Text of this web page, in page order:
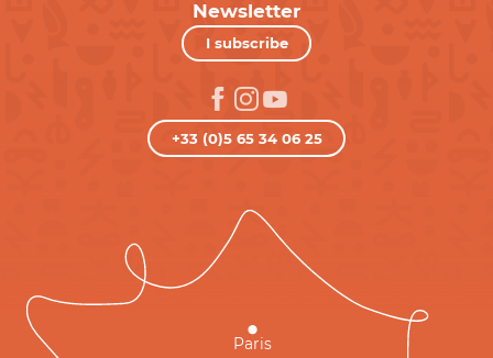
Newsletter
I subscribe
+33 (0)5 65 34 06 25
Paris